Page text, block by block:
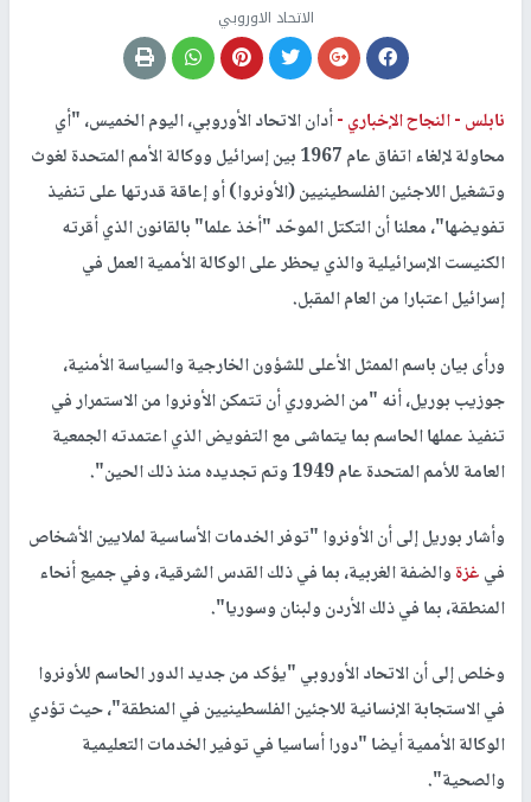
الاتحاد الاوروبي
نابلس -النجاح الإخباري -أدان الاتحاد الأوروبي، اليوم الخميس، "أي
محاولة لإلغاء اتفاق عام 1967 بين إسرائيل ووكالة الأمم المتحدة لغوث
وتشغيل اللاجئين الفلسطينيين (الأونروا) أو إعاقة قدرتها على تنفيذ
تفويضها"، معلنا أن التكتل الموحّد "أخذ علما" بالقانون الذي أقرته
الكنيست الإسرائيلية والذي يحظر على الوكالة الأممية العمل في
إسرائيل اعتبارا من العام المقبل.
ورأى بيان باسم الممثل الأعلى للشؤون الخارجية والسياسة الأمنية،
جوزيب بوريل، أنه "من الضروري أن تتمكن الأونروا من الاستمرار في
تنفيذ عملها الحاسم بما يتماشى مع التفويض الذي اعتمدته الجمعية
العامة للأمم المتحدة عام 1949 وتم تجديده منذ ذلك الحين".
وأشار بوريل إلى أن الأونروا "توفر الخدمات الأساسية لملايين الأشخاص
فيغزةوالضفة الغربية، بما في ذلك القدس الشرقية، وفي جميع أنحاء
المنطقة، بما في ذلك الأردن ولبنان وسوريا".
وخلص إلى أن الاتحاد الأوروبي "يؤكد من جديد الدور الحاسم للأونروا
في الاستجابة الإنسانية للاجئين الفلسطينيين في المنطقة"، حيث تؤدي
الوكالة الأممية أيضا "دورا أساسيا في توفير الخدمات التعليمية
والصحية".